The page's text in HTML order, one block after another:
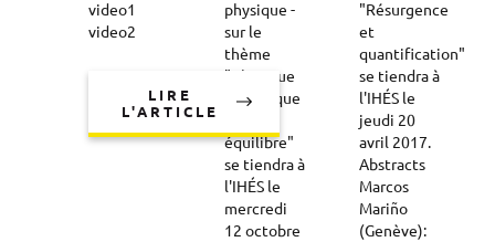
video1
video2
LIRE
L'ARTICLE
physique -
sur le
thème
"Physique
statistique
équilibre"
se tiendra à
l'IHÉS le
mercredi
12 octobre
"Résurgence
et
quantification"
se tiendra à
l'IHÉS le
jeudi 20
avril 2017.
Abstracts
Marcos
Mariño
(Genève):